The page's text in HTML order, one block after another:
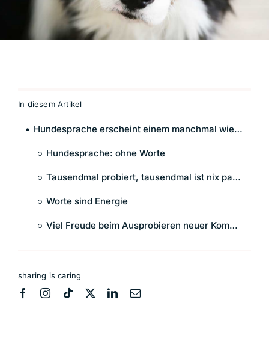
In diesem Artikel
Hundesprache erscheint einem manchmal wie Magie. Das liegt vor allem daran, dass wir verlernt haben, telepathisch zu kommunizieren.
Hundesprache: ohne Worte
Tausendmal probiert, tausendmal ist nix passiert …
Worte sind Energie
Viel Freude beim Ausprobieren neuer Kommunikationsmuster!
sharing is caring